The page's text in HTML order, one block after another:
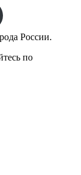
России.
по